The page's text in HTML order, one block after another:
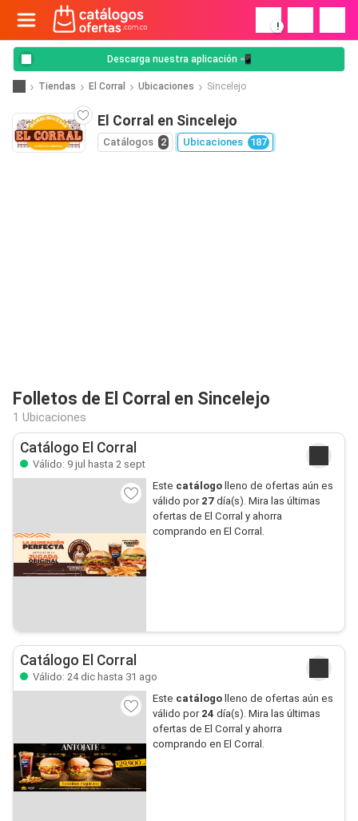
!
Descarga nuestra aplicación 📲
Tiendas El Corral Ubicaciones Sincelejo
El Corral en Sincelejo
Catálogos 2 Ubicaciones 187
Folletos de El Corral en Sincelejo
1 Ubicaciones
Catálogo El Corral
Válido: 9 jul hasta 2 sept
Este catálogolleno de ofertas aún es
válido por 27día(s). Mira las últimas
ofertas de El Corral y ahorra
comprando en El Corral.
Catálogo El Corral
Válido: 24 dic hasta 31 ago
Este catálogolleno de ofertas aún es
válido por 24 día(s). Mira las últimas
ofertas de El Corral y ahorra
comprando en El Corral.